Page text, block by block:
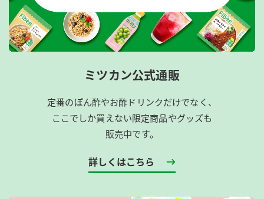
ミツカン公式通販
定番のぽん酢やお酢ドリンクだけでなく、
ここでしか買えない限定商品やグッズも
販売中です。
詳しくはこちら